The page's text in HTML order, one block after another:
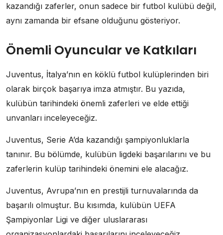
kazandığı zaferler, onun sadece bir futbol kulübü değil,
aynı zamanda bir efsane olduğunu gösteriyor.
Önemli Oyuncular ve Katkıları
Juventus, İtalya’nın en köklü futbol kulüplerinden biri
olarak birçok başarıya imza atmıştır. Bu yazıda,
kulübün tarihindeki önemli zaferleri ve elde ettiği
unvanları inceleyeceğiz.
Juventus, Serie A’da kazandığı şampiyonluklarla
tanınır. Bu bölümde, kulübün ligdeki başarılarını ve bu
zaferlerin kulüp tarihindeki önemini ele alacağız.
Juventus, Avrupa’nın en prestijli turnuvalarında da
başarılı olmuştur. Bu kısımda, kulübün UEFA
Şampiyonlar Ligi ve diğer uluslararası